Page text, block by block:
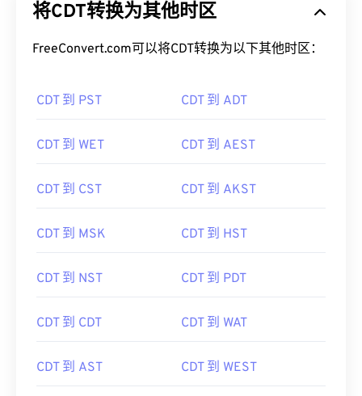
将CDT转换为其他时区
FreeConvert.com可以将CDT转换为以下其他时区：
CDT 到 PST CDT 到 ADT
CDT 到 WET CDT 到 AEST
CDT 到 CST CDT 到 AKST
CDT 到 MSK CDT 到 HST
CDT 到 NST CDT 到 PDT
CDT 到 CDT CDT 到 WAT
CDT 到 AST CDT 到 WEST